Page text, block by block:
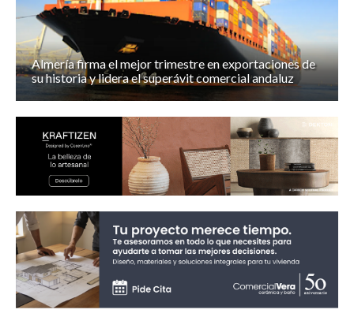
Almería firma el mejor trimestre en exportaciones de
su historia y lidera el superávit comercial andaluz